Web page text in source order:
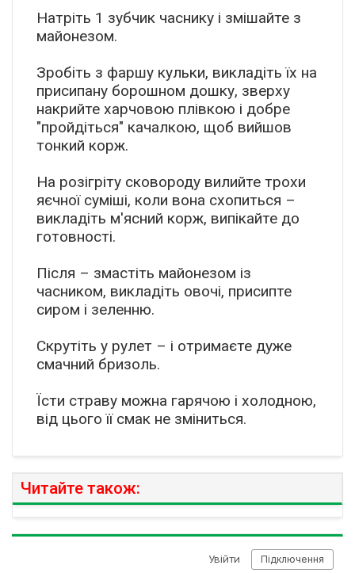
Натріть 1 зубчик часнику і змішайте з
майонезом.
Зробіть з фаршу кульки, викладіть їх на
присипану борошном дошку, зверху
накрийте харчовою плівкою і добре
"пройдіться" качалкою, щоб вийшов
тонкий корж.
На розігріту сковороду вилийте трохи
яєчної суміші, коли вона схопиться –
викладіть м'ясний корж, випікайте до
готовності.
Після – змастіть майонезом із
часником, викладіть овочі, присипте
сиром і зеленню.
Скрутіть у рулет – і отримаєте дуже
смачний бризоль.
Їсти страву можна гарячою і холодною,
від цього її смак не зміниться.
Читайте також: